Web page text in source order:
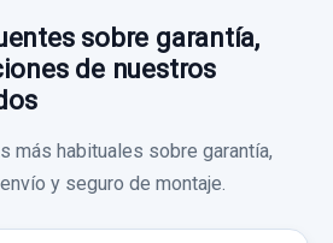
PEDAL 1K1721503
PEDAL 1K1721503
(8P) 1.6 TDI
4 RADIOS
sobre garantía,
de nuestros
más habituales sobre garantía,
y seguro de montaje.